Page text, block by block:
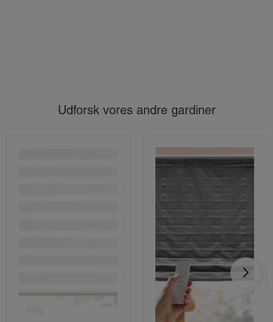
Udforsk vores andre gardiner